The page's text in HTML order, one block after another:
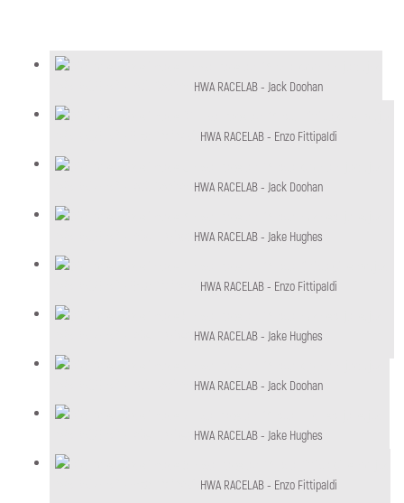
HWA RACELAB - Jack Doohan
HWA RACELAB - Enzo Fittipaldi
HWA RACELAB - Jack Doohan
HWA RACELAB - Jake Hughes
HWA RACELAB - Enzo Fittipaldi
HWA RACELAB - Jake Hughes
HWA RACELAB - Jack Doohan
HWA RACELAB - Jake Hughes
HWA RACELAB - Enzo Fittipaldi